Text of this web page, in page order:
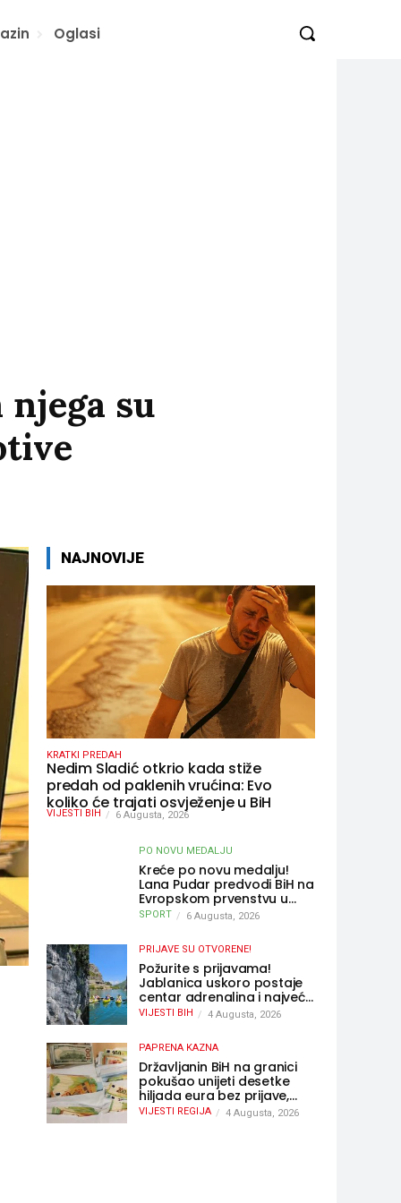
Oglasi
njega su
NAJNOVIJE
KRATKI PREDAH
Nedim Sladić otkrio kada stiže
predah od paklenih vrućina: Evo
koliko će trajati osvježenje u BiH
VIJESTI BIH 6 Augusta, 2026
PO NOVU MEDALJU
Kreće po novu medalju!
Lana Pudar predvodi BiH na
Evropskom prvenstvu u
Parizu
SPORT 6 Augusta, 2026
PRIJAVE SU OTVORENE!
Požurite s prijavama!
Jablanica uskoro postaje
centar adrenalina i najveće
outdoor avanture ovog
VIJESTI BIH 4 Augusta, 2026
PAPRENA KAZNA
Državljanin BiH na granici
pokušao unijeti desetke
hiljada eura bez prijave,
uslijedila “paprena” kazna
VIJESTI REGIJA 4 Augusta, 2026